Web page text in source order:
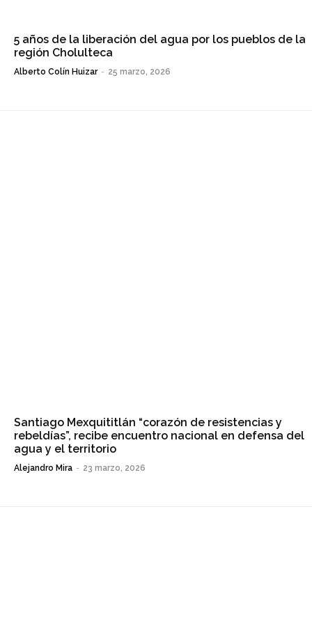
5 años de la liberación del agua por los pueblos de la
región Cholulteca
Alberto Colín Huizar - 25 marzo, 2026
Santiago Mexquititlán “corazón de resistencias y
rebeldías”, recibe encuentro nacional en defensa del
agua y el territorio
Alejandro Mira - 23 marzo, 2026